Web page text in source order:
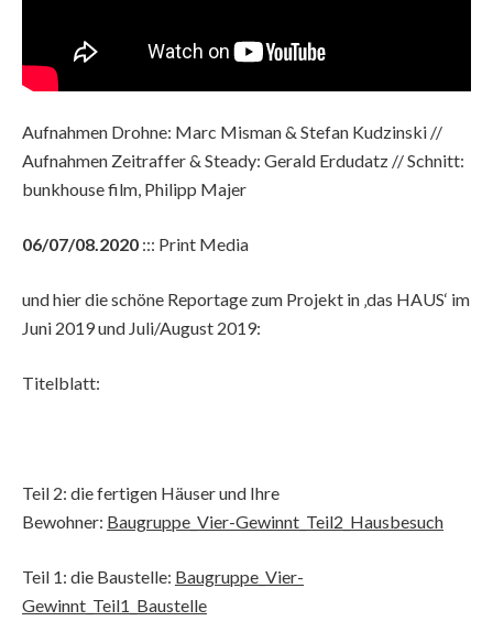
Aufnahmen Drohne: Marc Misman & Stefan Kudzinski //
Aufnahmen Zeitraffer & Steady: Gerald Erdudatz // Schnitt:
bunkhouse film, Philipp Majer
06/07/08.2020 ::: Print Media
und hier die schöne Reportage zum Projekt in ‚das HAUS‘ im
Juni 2019 und Juli/August 2019:
Titelblatt:
Teil 2: die fertigen Häuser und Ihre
Bewohner: Baugruppe_Vier-Gewinnt_Teil2_Hausbesuch
Teil 1: die Baustelle: Baugruppe_Vier-
Gewinnt_Teil1_Baustelle